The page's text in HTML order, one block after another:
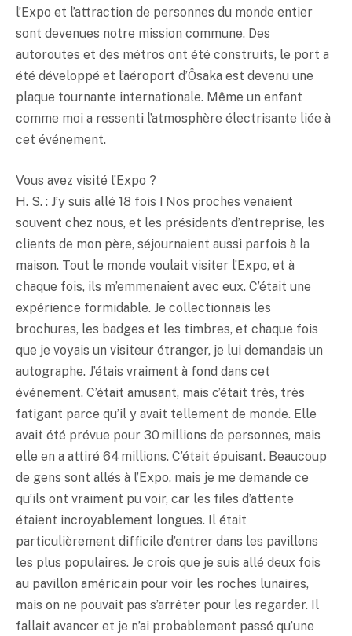
l’Expo et l’attraction de personnes du monde entier
sont devenues notre mission commune. Des
autoroutes et des métros ont été construits, le port a
été développé et l’aéroport d’Ôsaka est devenu une
plaque tournante internationale. Même un enfant
comme moi a ressenti l’atmosphère électrisante liée à
cet événement.
Vous avez visité l’Expo ?
H. S. : J’y suis allé 18 fois ! Nos proches venaient
souvent chez nous, et les présidents d’entreprise, les
clients de mon père, séjournaient aussi parfois à la
maison. Tout le monde voulait visiter l’Expo, et à
chaque fois, ils m’emmenaient avec eux. C’était une
expérience formidable. Je collectionnais les
brochures, les badges et les timbres, et chaque fois
que je voyais un visiteur étranger, je lui demandais un
autographe. J’étais vraiment à fond dans cet
événement. C’était amusant, mais c’était très, très
fatigant parce qu’il y avait tellement de monde. Elle
avait été prévue pour 30 millions de personnes, mais
elle en a attiré 64 millions. C’était épuisant. Beaucoup
de gens sont allés à l’Expo, mais je me demande ce
qu’ils ont vraiment pu voir, car les files d’attente
étaient incroyablement longues. Il était
particulièrement difficile d’entrer dans les pavillons
les plus populaires. Je crois que je suis allé deux fois
au pavillon américain pour voir les roches lunaires,
mais on ne pouvait pas s’arrêter pour les regarder. Il
fallait avancer et je n’ai probablement passé qu’une